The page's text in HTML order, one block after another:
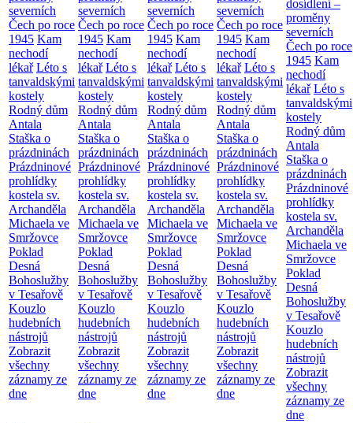
severních
Čech po roce
1945 Kam
nechodí
lékař Léto s
tanvaldskými
kostely
Rodný dům
Antala
Staška o
prázdninách
Prázdninové
prohlídky
kostela sv.
Archanděla
Michaela ve
Smržovce
Poklad
Desná
Bohoslužby
v Tesařově
Kouzlo
hudebních
nástrojů
Zobrazit
všechny
záznamy ze
dne
severních
Čech po roce
1945 Kam
nechodí
lékař Léto s
tanvaldskými
kostely
Rodný dům
Antala
Staška o
prázdninách
Prázdninové
prohlídky
kostela sv.
Archanděla
Michaela ve
Smržovce
Poklad
Desná
Bohoslužby
v Tesařově
Kouzlo
hudebních
nástrojů
Zobrazit
všechny
záznamy ze
dne
severních
Čech po roce
1945 Kam
nechodí
lékař Léto s
tanvaldskými
kostely
Rodný dům
Antala
Staška o
prázdninách
Prázdninové
prohlídky
kostela sv.
Archanděla
Michaela ve
Smržovce
Poklad
Desná
Bohoslužby
v Tesařově
Kouzlo
hudebních
nástrojů
Zobrazit
všechny
záznamy ze
dne
severních
Čech po roce
1945 Kam
nechodí
lékař Léto s
tanvaldskými
kostely
Rodný dům
Antala
Staška o
prázdninách
Prázdninové
prohlídky
kostela sv.
Archanděla
Michaela ve
Smržovce
Poklad
Desná
Bohoslužby
v Tesařově
Kouzlo
hudebních
nástrojů
Zobrazit
všechny
záznamy ze
dne
dosídlení –
proměny
severních
Čech po roce
1945 Kam
nechodí
lékař Léto s
tanvaldskými
kostely
Rodný dům
Antala
Staška o
prázdninách
Prázdninové
prohlídky
kostela sv.
Archanděla
Michaela ve
Smržovce
Poklad
Desná
Bohoslužby
v Tesařově
Kouzlo
hudebních
nástrojů
Zobrazit
všechny
záznamy ze
dne